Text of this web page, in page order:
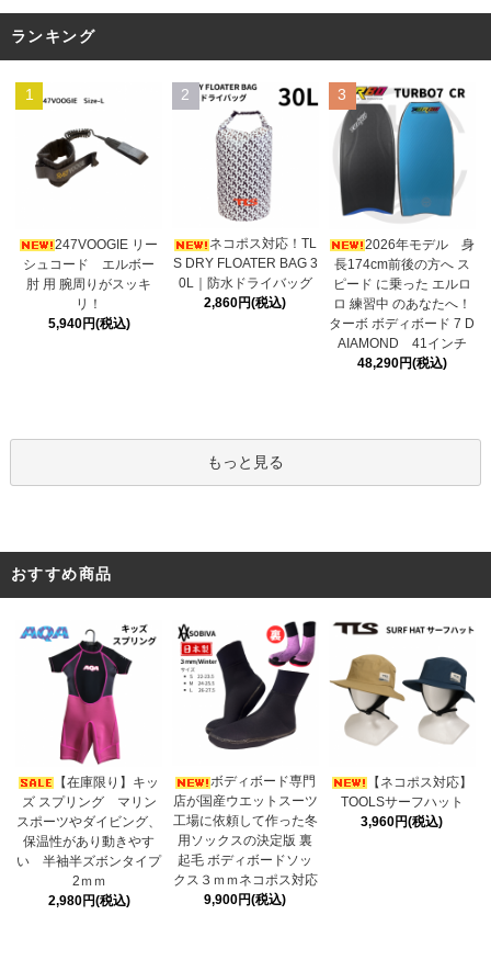
ランキング
1
247VOOGIE リー
シュコード エルボー
肘 用 腕周りがスッキ
リ！
5,940円(税込)
2
ネコポス対応！TL
S DRY FLOATER BAG 3
0L｜防水ドライバッグ
2,860円(税込)
3
2026年モデル 身
長174cm前後の方へ ス
ピード に乗った エルロ
ロ 練習中 のあなたへ！
ターボ ボディボード 7 D
AIAMOND 41インチ
48,290円(税込)
もっと見る
おすすめ商品
【在庫限り】キッ
ズ スプリング マリン
スポーツやダイビング、
保温性があり動きやす
い 半袖半ズボンタイプ
2ｍｍ
2,980円(税込)
ボディボード専門
店が国産ウエットスーツ
工場に依頼して作った冬
用ソックスの決定版 裏
起毛 ボディボードソッ
クス３ｍｍネコポス対応
9,900円(税込)
【ネコポス対応】
TOOLSサーフハット
3,960円(税込)